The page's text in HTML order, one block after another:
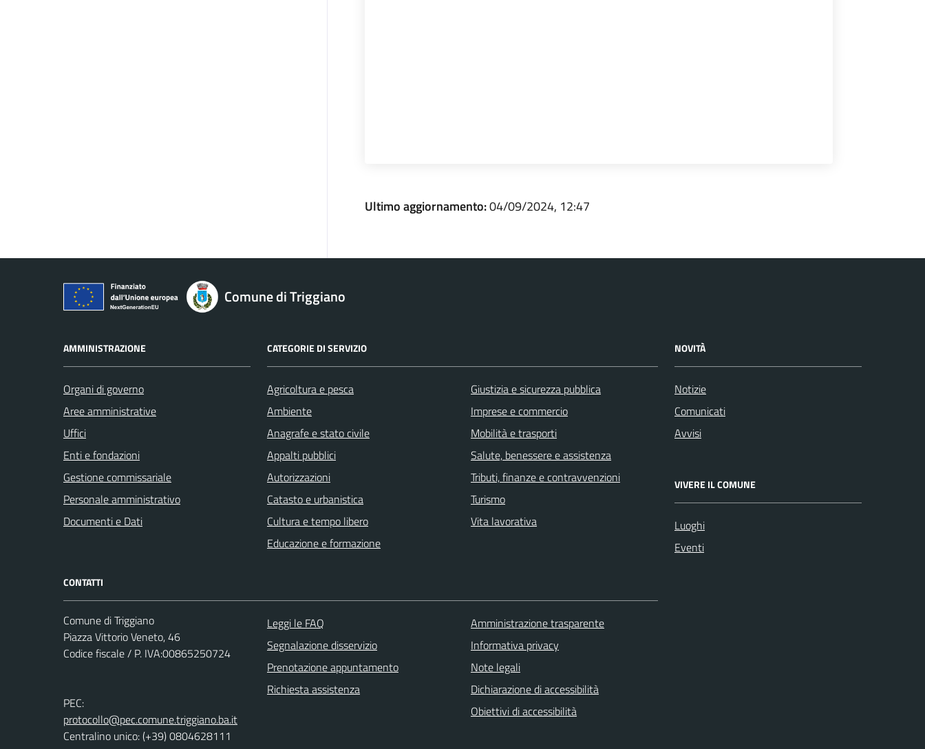
Ultimo aggiornamento:04/09/2024, 12:47
Comune di Triggiano
AMMINISTRAZIONE
Organi di governo
Aree amministrative
Uffici
Enti e fondazioni
Gestione commissariale
Personale amministrativo
Documenti e Dati
CATEGORIE DI SERVIZIO
Agricoltura e pesca
Ambiente
Anagrafe e stato civile
Appalti pubblici
Autorizzazioni
Catasto e urbanistica
Cultura e tempo libero
Educazione e formazione
Giustizia e sicurezza pubblica
Imprese e commercio
Mobilità e trasporti
Salute, benessere e assistenza
Tributi, finanze e contravvenzioni
Turismo
Vita lavorativa
NOVITÀ
Notizie
Comunicati
Avvisi
VIVERE IL COMUNE
Luoghi
Eventi
CONTATTI
Comune di Triggiano
Piazza Vittorio Veneto, 46
Codice fiscale / P. IVA:00865250724
PEC:
protocollo@pec.comune.triggiano.ba.it
Centralino unico: (+39) 0804628111
Leggi le FAQ
Segnalazione disservizio
Prenotazione appuntamento
Richiesta assistenza
Amministrazione trasparente
Informativa privacy
Note legali
Dichiarazione di accessibilità
Obiettivi di accessibilità